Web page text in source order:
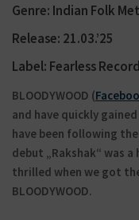
Genre: Indian Folk
Release: 21.03.’25
Label: Fearless
BLOODYWOOD (
and have quickly
have been following
debut „Rakshak“ was a
thrilled when we got
BLOODYWOOD.